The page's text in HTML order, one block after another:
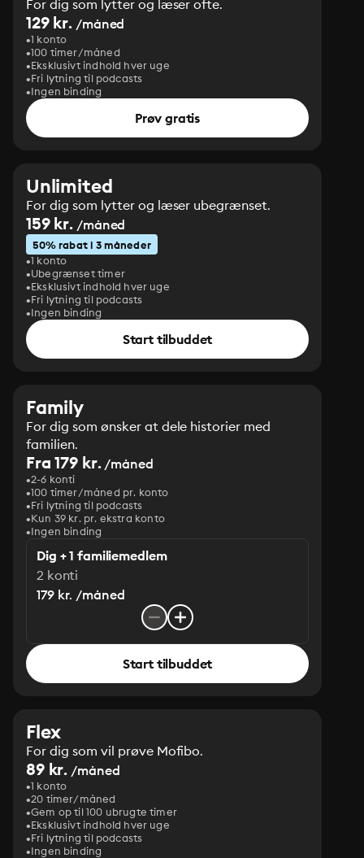
For dig som lytter og læser ofte.
129 kr. /måned
1 konto
100 timer/måned
Eksklusivt indhold hver uge
Fri lytning til podcasts
Ingen binding
Prøv gratis
Unlimited
For dig som lytter og læser ubegrænset.
159 kr. /måned
50% rabat i 3 måneder
1 konto
Ubegrænset timer
Eksklusivt indhold hver uge
Fri lytning til podcasts
Ingen binding
Start tilbuddet
Family
For dig som ønsker at dele historier med
familien.
Fra 179 kr./måned
2-6 konti
100 timer/måned pr. konto
Fri lytning til podcasts
Kun 39 kr. pr. ekstra konto
Ingen binding
Dig + 1 familiemedlem
2 konti
179 kr. /måned
Start tilbuddet
Flex
For dig som vil prøve Mofibo.
89 kr. /måned
1 konto
20 timer/måned
Gem op til 100 ubrugte timer
Eksklusivt indhold hver uge
Fri lytning til podcasts
Ingen binding